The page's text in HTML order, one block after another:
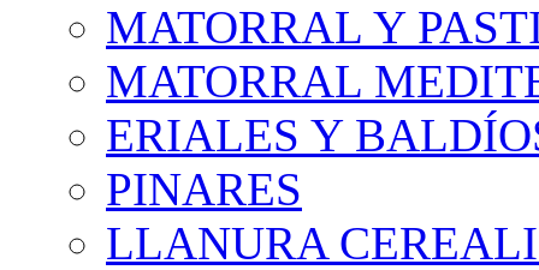
MATORRAL Y
MATORRAL
ERIALES Y
PINARES
LLANURA